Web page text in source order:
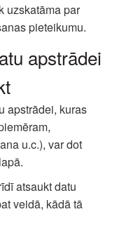
uzskatāma par
pieteikumu.
apstrādei
apstrādei, kuras
u.c.), var dot
atsaukt datu
veidā, kādā tā